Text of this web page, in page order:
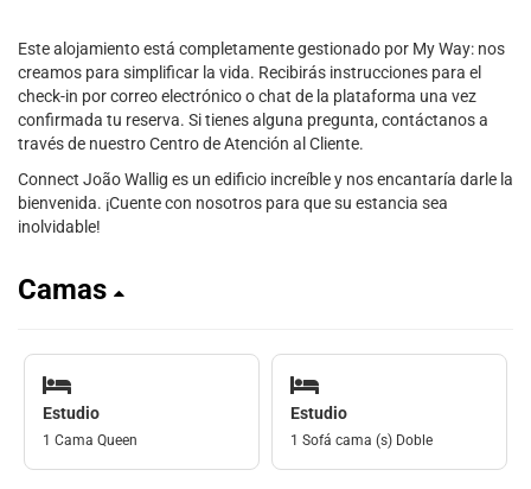
Este alojamiento está completamente gestionado por My Way: nos
creamos para simplificar la vida. Recibirás instrucciones para el
check-in por correo electrónico o chat de la plataforma una vez
confirmada tu reserva. Si tienes alguna pregunta, contáctanos a
través de nuestro Centro de Atención al Cliente.
Connect João Wallig es un edificio increíble y nos encantaría darle la
bienvenida. ¡Cuente con nosotros para que su estancia sea
inolvidable!
Camas
Estudio
1 Cama Queen
Estudio
1 Sofá cama (s) Doble